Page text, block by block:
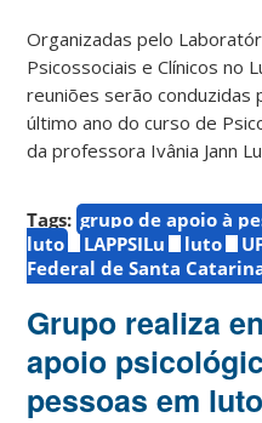
Organizadas pelo
Psicossociais e Clínicos no
reuniões serão conduzidas
último ano do curso de
da professora Ivânia Jann
Tags: grupo de apoio à
luto
LAPPSILu luto
Federal de Santa
Grupo realiza
apoio
pessoas em luto